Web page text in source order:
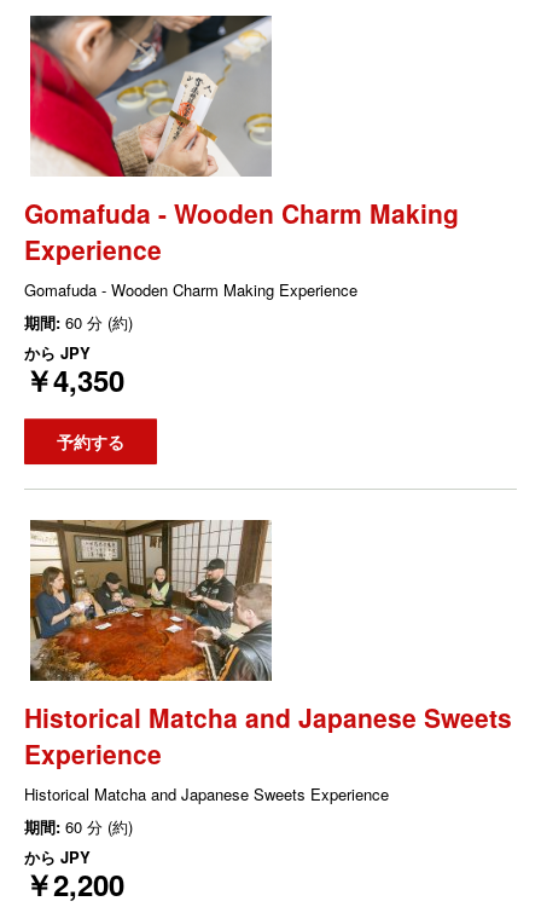
Gomafuda - Wooden Charm Making
Experience
Gomafuda - Wooden Charm Making Experience
期間: 60 分 (約)
から JPY
￥4,350
予約する
Historical Matcha and Japanese Sweets
Experience
Historical Matcha and Japanese Sweets Experience
期間: 60 分 (約)
から JPY
￥2,200